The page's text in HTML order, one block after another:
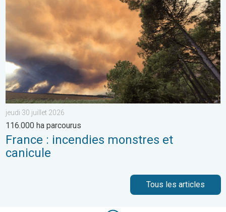
jeudi 30 juillet 2026
116.000 ha parcourus
France : incendies monstres et
canicule
Tous les articles